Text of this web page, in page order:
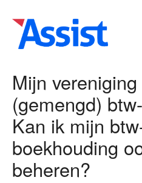
Boekhouding
▼
Leden
▼
Mijn
(gemengd)
Kan ik mijn
boekhouding
beheren?